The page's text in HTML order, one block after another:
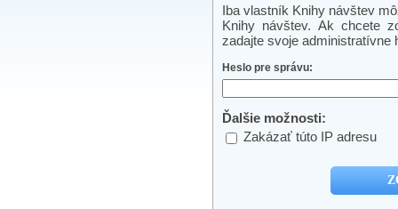
Iba vlastník Knihy návštev
Knihy návštev. Ak chcete
zadajte svoje administratívne
Heslo pre správu:
Ďalšie možnosti:
Zakázať túto IP adresu